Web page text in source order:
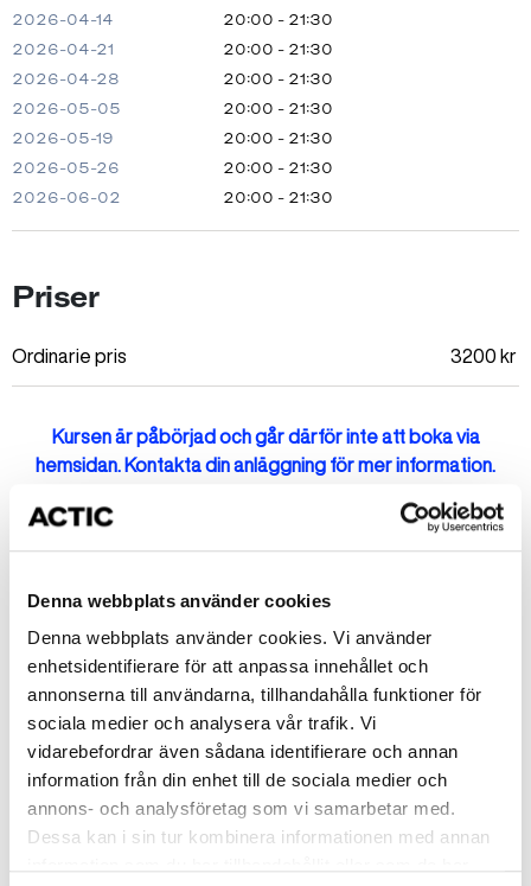
Denna webbplats använder cookies
Denna webbplats använder cookies. Vi använder
enhetsidentifierare för att anpassa innehållet och
annonserna till användarna, tillhandahålla funktioner för
sociala medier och analysera vår trafik. Vi
vidarebefordrar även sådana identifierare och annan
information från din enhet till de sociala medier och
annons- och analysföretag som vi samarbetar med.
Dessa kan i sin tur kombinera informationen med annan
2026-04-14
20:00 - 21:30
2026-04-21
20:00 - 21:30
2026-04-28
20:00 - 21:30
2026-05-05
20:00 - 21:30
2026-05-19
20:00 - 21:30
2026-05-26
20:00 - 21:30
2026-06-02
20:00 - 21:30
Priser
Ordinarie pris 3200 kr
Kursen är påbörjad och går därför inte att boka via
hemsidan. Kontakta din anläggning för mer information.
Okänt fel
Okänt
Simskola Nivå 2 - Valen
Start: Måndag 2026-08-17
Tid: 16:00-16:30